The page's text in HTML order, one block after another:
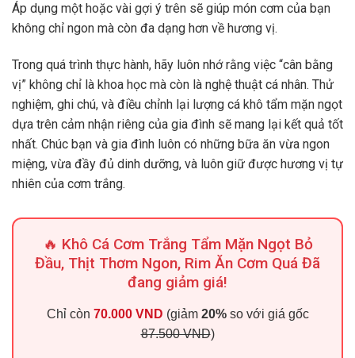
Áp dụng một hoặc vài gợi ý trên sẽ giúp món cơm của bạn
không chỉ ngon mà còn đa dạng hơn về hương vị.
Trong quá trình thực hành, hãy luôn nhớ rằng việc “cân bằng
vị” không chỉ là khoa học mà còn là nghệ thuật cá nhân. Thử
nghiệm, ghi chú, và điều chỉnh lại lượng cá khô tẩm mặn ngọt
dựa trên cảm nhận riêng của gia đình sẽ mang lại kết quả tốt
nhất. Chúc bạn và gia đình luôn có những bữa ăn vừa ngon
miệng, vừa đầy đủ dinh dưỡng, và luôn giữ được hương vị tự
nhiên của cơm trắng.
🔥 Khô Cá Cơm Trắng Tẩm Mặn Ngọt Bỏ
Đầu, Thịt Thơm Ngon, Rim Ăn Cơm Quá Đã
đang giảm giá!
Chỉ còn 70.000 VND (giảm 20%so với giá gốc
87.500 VND)